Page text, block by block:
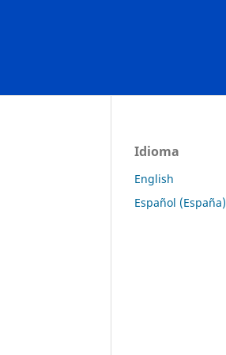
Idioma
English
Español (España)